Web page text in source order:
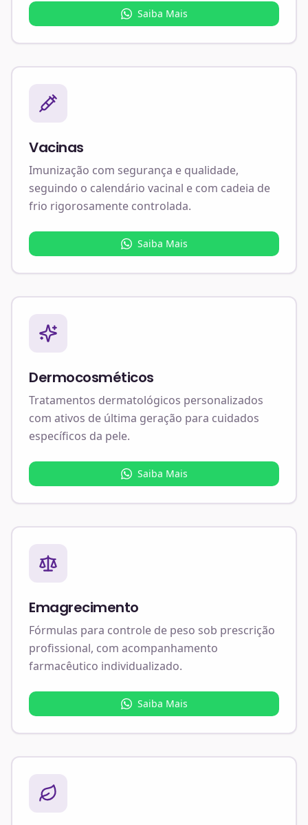
Saiba Mais
Vacinas
Imunização com segurança e qualidade,
seguindo o calendário vacinal e com cadeia de
frio rigorosamente controlada.
Saiba Mais
Dermocosméticos
Tratamentos dermatológicos personalizados
com ativos de última geração para cuidados
específicos da pele.
Saiba Mais
Emagrecimento
Fórmulas para controle de peso sob prescrição
profissional, com acompanhamento
farmacêutico individualizado.
Saiba Mais